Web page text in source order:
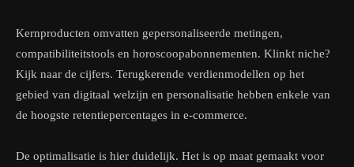
Kernproducten omvatten gepersonaliseerde metingen,
compatibiliteitstools en horoscoopabonnementen. Klinkt niche?
Kijk naar de cijfers. Terugkerende verdienmodellen op het
gebied van digitaal welzijn en personalisatie hebben enkele van
de hoogste retentiepercentages in e-commerce.
De optimalisatie is hier duidelijk. Het is op maat gemaakt voor